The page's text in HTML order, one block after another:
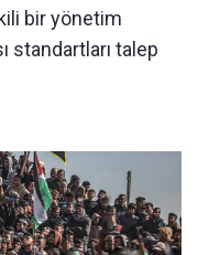
bir yönetim
standartları talep